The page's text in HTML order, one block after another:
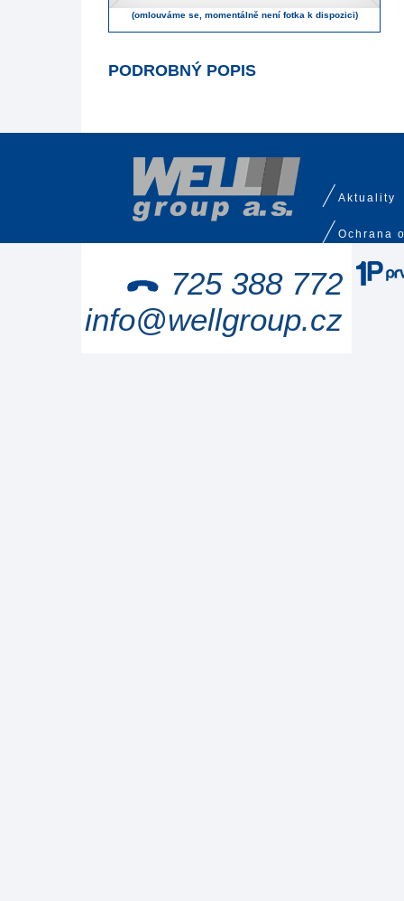
(omlouváme se, momentálně není fotka k dispozici)
PODROBNÝ POPIS
Aktuality
Ochrana
725 388 772
info@wellgroup.cz